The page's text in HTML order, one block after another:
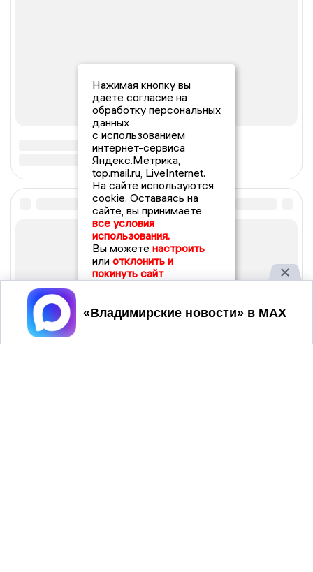
Нажимая кнопку вы
даете согласие на
обработку персональных
данных
с использованием
интернет-сервиса
Яндекс.Метрика,
top.mail.ru, LiveInternet.
На сайте используются
cookie. Оставаясь на
сайте, вы принимаете
все условия
использования.
Вы можете настроить
или отклонить и
покинуть сайт
Принять